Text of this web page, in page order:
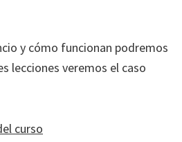
y cómo funcionan podremos
lecciones veremos el caso
curso